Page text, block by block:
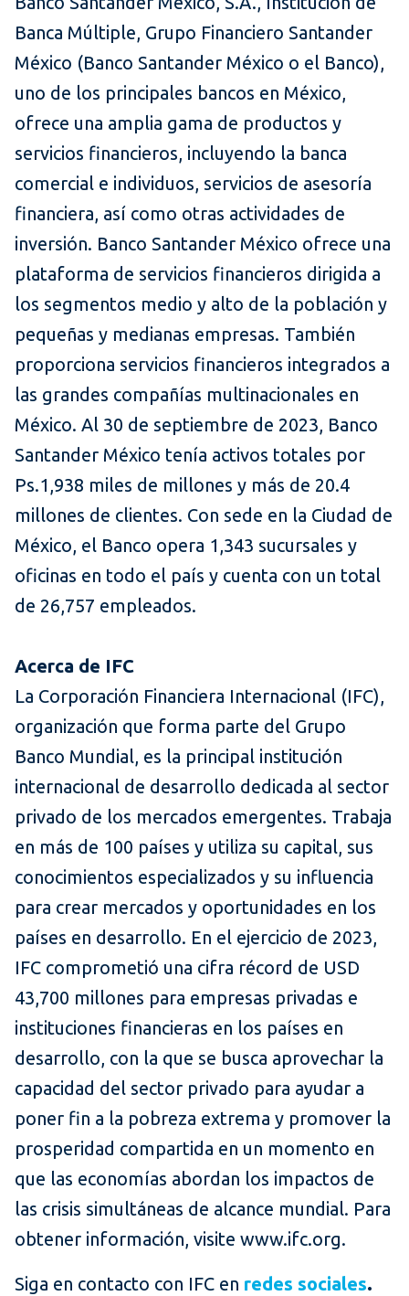
Banca Múltiple, Grupo Financiero Santander
México (Banco Santander México o el Banco),
uno de los principales bancos en México,
ofrece una amplia gama de productos y
servicios financieros, incluyendo la banca
comercial e individuos, servicios de asesoría
financiera, así como otras actividades de
inversión. Banco Santander México ofrece una
plataforma de servicios financieros dirigida a
los segmentos medio y alto de la población y
pequeñas y medianas empresas. También
proporciona servicios financieros integrados a
las grandes compañías multinacionales en
México. Al 30 de septiembre de 2023, Banco
Santander México tenía activos totales por
Ps.1,938 miles de millones y más de 20.4
millones de clientes. Con sede en la Ciudad de
México, el Banco opera 1,343 sucursales y
oficinas en todo el país y cuenta con un total
de 26,757 empleados.
Acerca de IFC
La Corporación Financiera Internacional (IFC),
organización que forma parte del Grupo
Banco Mundial, es la principal institución
internacional de desarrollo dedicada al sector
privado de los mercados emergentes. Trabaja
en más de 100 países y utiliza su capital, sus
conocimientos especializados y su influencia
para crear mercados y oportunidades en los
países en desarrollo. En el ejercicio de 2023,
IFC comprometió una cifra récord de USD
43,700 millones para empresas privadas e
instituciones financieras en los países en
desarrollo, con la que se busca aprovechar la
capacidad del sector privado para ayudar a
poner fin a la pobreza extrema y promover la
prosperidad compartida en un momento en
que las economías abordan los impactos de
las crisis simultáneas de alcance mundial. Para
obtener información, visite www.ifc.org.
Siga en contacto con IFC en redes sociales.